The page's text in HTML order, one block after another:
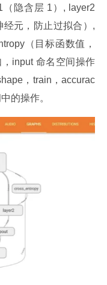
隐含层 1）, layer2
经元，防止过拟合）,
（目标函数值，
input 命名空间操作
，train，accurac
的操作。